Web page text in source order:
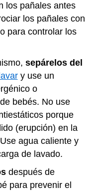
los pañales antes
los pañales con
para controlar los
sepárelos del
y use un
o
bebés. No use
porque
(erupción) en la
agua caliente y
de lavado.
después de
para prevenir el